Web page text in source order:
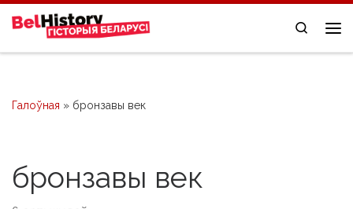
Skip to content
Search
Галоўная » бронзавы век
бронзавы век